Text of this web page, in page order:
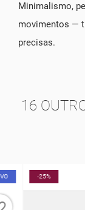
Minimalismo,
movimentos —
precisas.
16